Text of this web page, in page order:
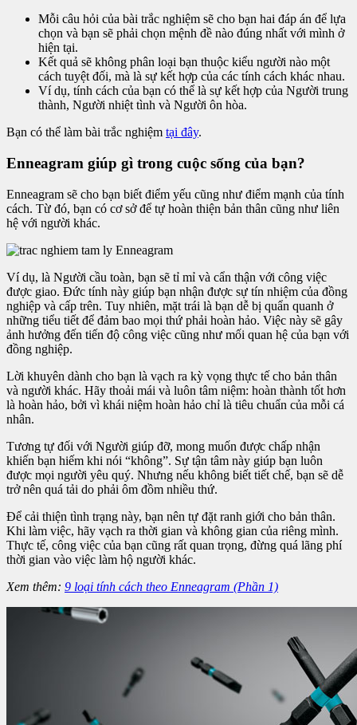
Mỗi câu hỏi của bài trắc nghiệm sẽ cho bạn hai đáp án để lựa
chọn và bạn sẽ phải chọn mệnh đề nào đúng nhất với mình ở
hiện tại.
Kết quả sẽ không phân loại bạn thuộc kiểu người nào một
cách tuyệt đối, mà là sự kết hợp của các tính cách khác nhau.
Ví dụ, tính cách của bạn có thể là sự kết hợp của Người trung
thành, Người nhiệt tình và Người ôn hòa.
Bạn có thể làm bài trắc nghiệm tại đây.
Enneagram giúp gì trong cuộc sống của bạn?
Enneagram sẽ cho bạn biết điểm yếu cũng như điểm mạnh của tính
cách. Từ đó, bạn có cơ sở để tự hoàn thiện bản thân cũng như liên
hệ với người khác.
Ví dụ, là Người cầu toàn, bạn sẽ tỉ mỉ và cẩn thận với công việc
được giao. Đức tính này giúp bạn nhận được sự tín nhiệm của đồng
nghiệp và cấp trên. Tuy nhiên, mặt trái là bạn dễ bị quẩn quanh ở
những tiểu tiết để đảm bao mọi thứ phải hoàn hảo. Việc này sẽ gây
ảnh hưởng đến tiến độ công việc cũng như mối quan hệ của bạn với
đồng nghiệp.
Lời khuyên dành cho bạn là vạch ra kỳ vọng thực tế cho bản thân
và người khác. Hãy thoải mái và luôn tâm niệm: hoàn thành tốt hơn
là hoàn hảo, bởi vì khái niệm hoàn hảo chỉ là tiêu chuẩn của mỗi cá
nhân.
Tương tự đối với Người giúp đỡ, mong muốn được chấp nhận
khiến bạn hiếm khi nói “không”. Sự tận tâm này giúp bạn luôn
được mọi người yêu quý. Nhưng nếu không biết tiết chế, bạn sẽ dễ
trở nên quá tải do phải ôm đồm nhiều thứ.
Để cải thiện tình trạng này, bạn nên tự đặt ranh giới cho bản thân.
Khi làm việc, hãy vạch ra thời gian và không gian của riêng mình.
Thực tế, công việc của bạn cũng rất quan trọng, đừng quá lãng phí
thời gian vào việc làm hộ người khác.
Xem thêm: 9 loại tính cách theo Enneagram (Phần 1)